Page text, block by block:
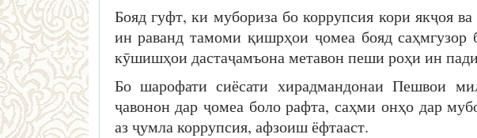
Бояд гуфт, ки мубориза бо коррупсия кори якҷоя
ин раванд тамоми қишрҳои ҷомеа бояд саҳмгузор
кӯшишҳои дастаҷамъона метавон пеши роҳи ин
Бо шарофати сиёсати хирадмандонаи Пешвои
ҷавонон дар ҷомеа боло рафта, саҳми онҳо дар
аз ҷумла коррупсия, афзоиш ёфтааст.